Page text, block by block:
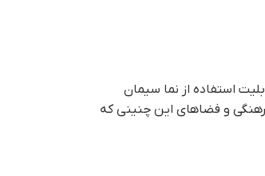
استفاده از نما سیمان
و فضاهای این چنینی که